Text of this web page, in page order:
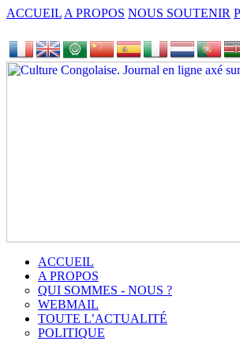
ACCUEIL A PROPOS NOUS SOUTENIR
ACCUEIL
A PROPOS
QUI SOMMES - NOUS ?
WEBMAIL
TOUTE L’ACTUALITÉ
POLITIQUE